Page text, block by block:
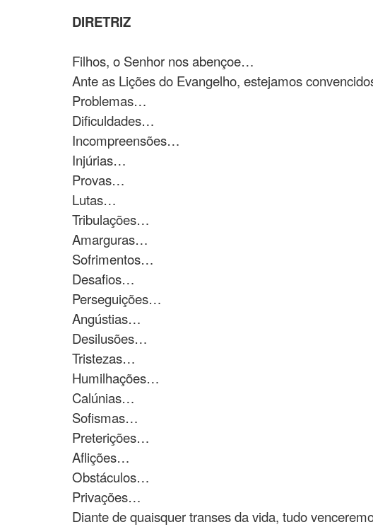
DIRETRIZ
Filhos, o Senhor nos abençoe…
Ante as Lições do Evangelho, estejamos
Problemas…
Dificuldades…
Incompreensões…
Injúrias…
Provas…
Lutas…
Tribulações…
Amarguras…
Sofrimentos…
Desafios…
Perseguições…
Angústias…
Desilusões…
Tristezas…
Humilhações…
Calúnias…
Sofismas…
Preterições…
Aflições…
Obstáculos…
Privações…
Diante de quaisquer transes da vida, tudo